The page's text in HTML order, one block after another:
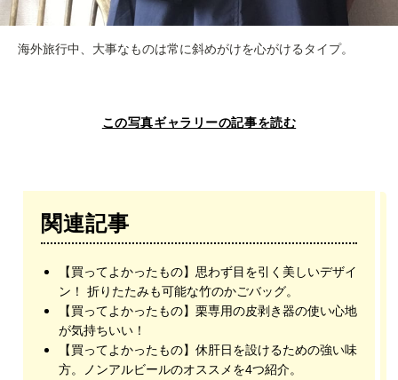
海外旅行中、大事なものは常に斜めがけを心がけるタイプ。
この写真ギャラリーの記事を読む
関連記事
【買ってよかったもの】思わず目を引く美しいデザイ
ン！ 折りたたみも可能な竹のかごバッグ。
【買ってよかったもの】栗専用の皮剥き器の使い心地
が気持ちいい！
【買ってよかったもの】休肝日を設けるための強い味
方。ノンアルビールのオススメを4つ紹介。